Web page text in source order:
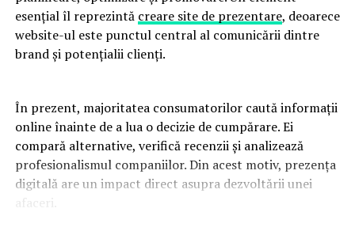
esențial îl reprezintă creare site de prezentare, deoarece
website-ul este punctul central al comunicării dintre
brand și potențialii clienți.
În prezent, majoritatea consumatorilor caută informații
online înainte de a lua o decizie de cumpărare. Ei
compară alternative, verifică recenzii și analizează
profesionalismul companiilor. Din acest motiv, prezența
digitală are un impact direct asupra dezvoltării unei